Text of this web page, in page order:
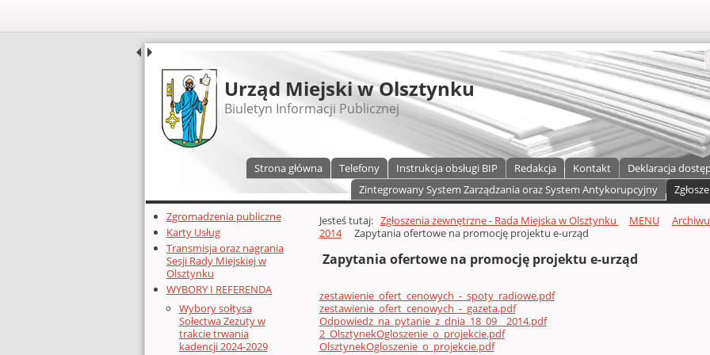
UDOSTĘPNIJ
Urząd Miejski w Olsztynku
Biuletyn Informacji Publicznej
Strona główna Telefony Instrukcja obsługi BIP Redakcja Kontakt Deklaracja
Zintegrowany System Zarządzania oraz System Antykorupcyjny
Dodatkowe zasoby (lewa kolumna)
Zgromadzenia publiczne
Karty Usług
Transmisja oraz nagrania
Sesji Rady Miejskiej w
Olsztynku
WYBORY I REFERENDA
Wybory sołtysa
Sołectwa Zezuty w
trakcie trwania
kadencji 2024-2029
Głównej zawartości
Jesteś tutaj: Zgłoszenia zewnętrzne - Rada Miejska w Olsztynku MENU
2014
Zapytania ofertowe na promocję projektu e-urząd
Zapytania ofertowe na promocję projektu e-urząd
zestawienie_ofert_cenowych_-_spoty_radiowe.pdf
zestawienie_ofert_cenowych_-_gazeta.pdf
Odpowiedz_na_pytanie_z_dnia_18_09__2014.pdf
2_OlsztynekOgloszenie_o_projekcie.pdf
OlsztynekOgloszenie_o_projekcie.pdf